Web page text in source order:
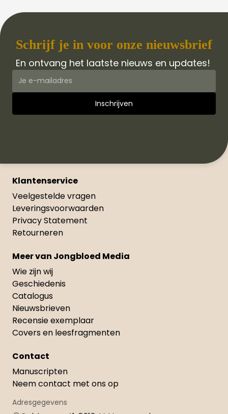
Schrijf je in voor onze nieuwsbrief
En ontvang het laatste nieuws en updates!
Klantenservice
Veelgestelde vragen
Leveringsvoorwaarden
Privacy Statement
Retourneren
Meer van Jongbloed Media
Wie zijn wij
Geschiedenis
Catalogus
Nieuwsbrieven
Recensie exemplaar
Covers en leesfragmenten
Contact
Manuscripten
Neem contact met ons op
Adresgegevens